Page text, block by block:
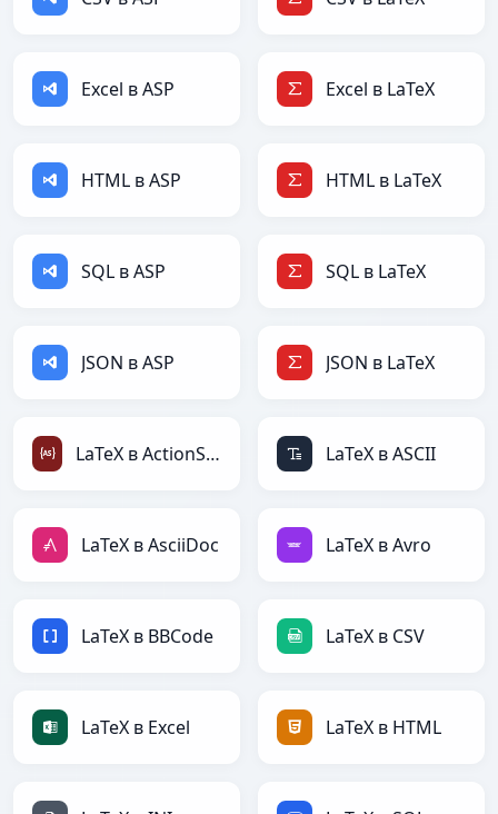
Excel в ASP Excel в LaTeX
HTML в ASP HTML в LaTeX
SQL в ASP SQL в LaTeX
JSON в ASP JSON в LaTeX
LaTeX в ActionScript LaTeX в ASCII
LaTeX в AsciiDoc LaTeX в Avro
LaTeX в BBCode LaTeX в CSV
LaTeX в Excel LaTeX в HTML